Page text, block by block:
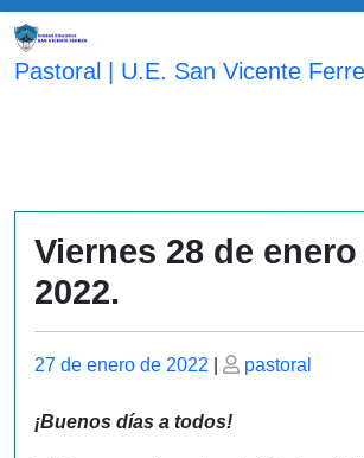
Saltar
contenido
Pastoral | U.E. San Vicente
Viernes 28 de enero
2022.
Publicado
27 de enero de 2022
Publicado
pastoral
¡Buenos días a todos!